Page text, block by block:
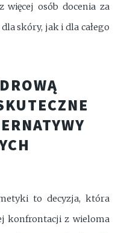
osób docenia za
skóry, jak i dla całego
to decyzja, która
konfrontacji z wieloma